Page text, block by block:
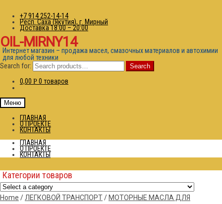
+7 914 252-14-14
Респ. Саха (Якутия), г. Мирный
Доставка 18:00 – 20:00
OIL-MIRNY14
Интернет магазин – продажа масел, смазочных материалов и автохимии
для любой техники
Search for:
Search
0,00 Р 0 товаров
Меню
ГЛАВНАЯ
О ПРОЕКТЕ
КОНТАКТЫ
ГЛАВНАЯ
О ПРОЕКТЕ
КОНТАКТЫ
Категории товаров
Home / ЛЕГКОВОЙ ТРАНСПОРТ/ МОТОРНЫЕ МАСЛА ДЛЯ